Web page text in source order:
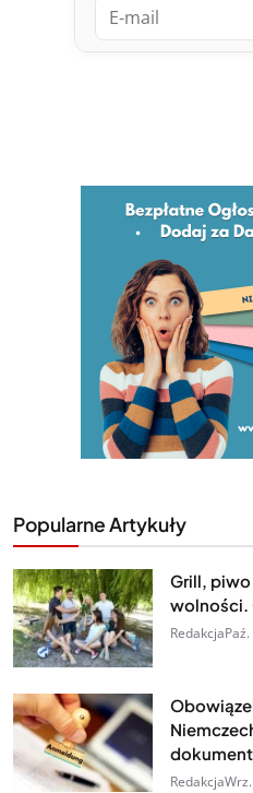
Popularne Artykuły
Grill,
wolności.
Redakcja
Redakcja